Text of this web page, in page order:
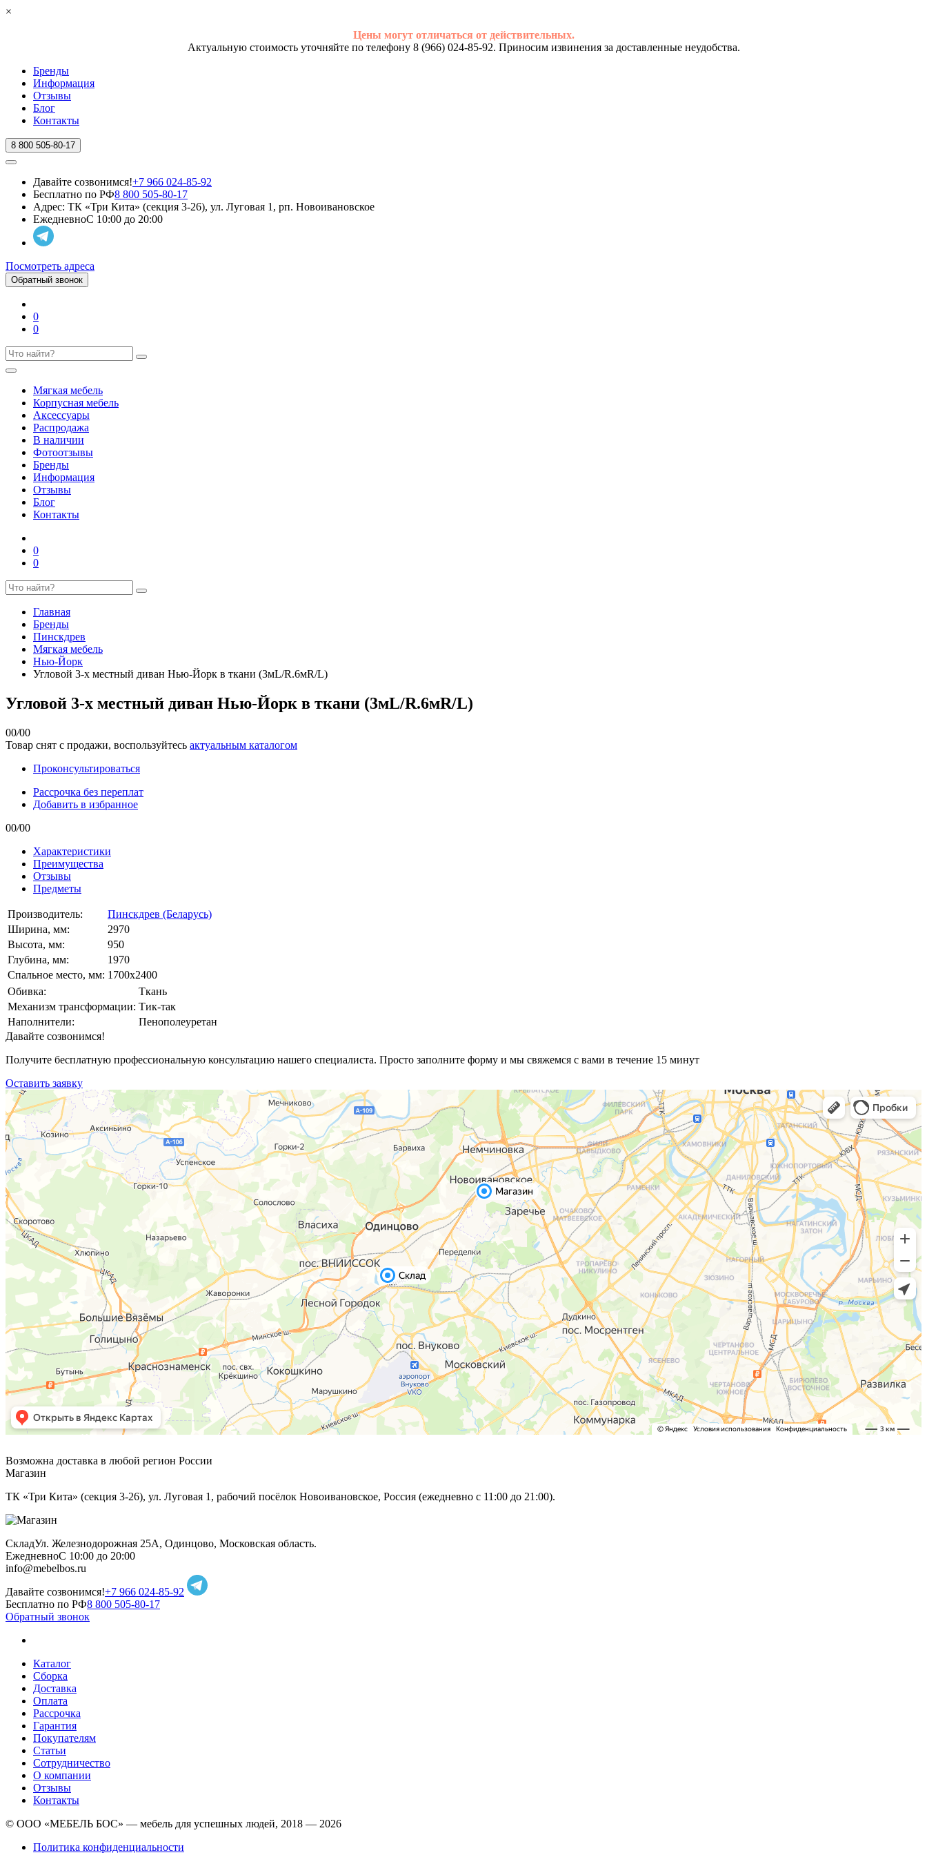
×
Цены могут отличаться от действительных.
Актуальную стоимость уточняйте по телефону 8 (966) 024-85-92. Приносим извинения за доставленные неудобства.
Бренды
Информация
Отзывы
Блог
Контакты
8 800 505-80-17
Давайте созвонимся!+7 966 024-85-92
Бесплатно по РФ8 800 505-80-17
Адрес: ТК «Три Кита» (секция 3-26), ул. Луговая 1, рп. Новоивановское
ЕжедневноС 10:00 до 20:00
Посмотреть адреса
Обратный звонок
0
0
Мягкая мебель
Корпусная мебель
Аксессуары
Распродажа
В наличии
Фотоотзывы
Бренды
Информация
Отзывы
Блог
Контакты
0
0
Главная
Бренды
Пинскдрев
Мягкая мебель
Нью-Йорк
Угловой 3-х местный диван Нью-Йорк в ткани (3мL/R.6мR/L)
Угловой 3-х местный диван Нью-Йорк в ткани (3мL/R.6мR/L)
00/00
Товар снят с продажи, воспользуйтесь актуальным каталогом
Проконсультироваться
Рассрочка без переплат
Добавить в избранное
00/00
Характеристики
Преимущества
Отзывы
Предметы
Производитель:
Пинскдрев (Беларусь)
Ширина, мм:
2970
Высота, мм:
950
Глубина, мм:
1970
Спальное место, мм: 1700x2400
Обивка:
Ткань
Механизм трансформации: Тик-так
Наполнители:
Пенополеуретан
Давайте созвонимся!
Получите бесплатную профессиональную консультацию нашего специалиста. Просто заполните форму и мы свяжемся с вами в течение 15 минут
Оставить заявку
Возможна доставка в любой регион России
Магазин
ТК «Три Кита» (секция 3-26), ул. Луговая 1, рабочий посёлок Новоивановское, Россия (ежедневно с 11:00 до 21:00).
СкладУл. Железнодорожная 25А, Одинцово, Московская область.
ЕжедневноС 10:00 до 20:00
info@mebelbos.ru
Давайте созвонимся!+7 966 024-85-92
Бесплатно по РФ8 800 505-80-17
Обратный звонок
Каталог
Сборка
Доставка
Оплата
Рассрочка
Гарантия
Покупателям
Статьи
Сотрудничество
О компании
Отзывы
Контакты
© ООО «МЕБЕЛЬ БОС» — мебель для успешных людей, 2018 — 2026
Политика конфиденциальности